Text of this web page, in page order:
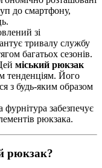
до смартфону,
зі
тривалу службу
багатьох сезонів.
міський рюкзак
тенденціям. Його
з будь-яким образом
фурнітура забезпечує
рюкзака.
рюкзак?